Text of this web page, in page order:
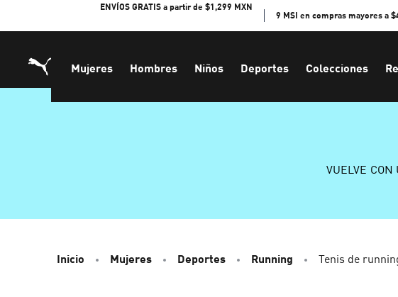
ENVÍOS GRATIS a partir de $1,299 MXN
9 MSI en compras mayores a
Mujeres Hombres Niños Deportes Colecciones
VUELVE CON
Inicio Mujeres Deportes Running Tenis de